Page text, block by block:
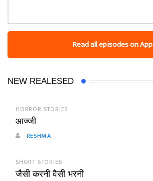
Read all episodes on App
NEW REALESED
HORROR STORIES
आज्जी
RESHMA
SHORT STORIES
जैसी करनी वैसी भरनी